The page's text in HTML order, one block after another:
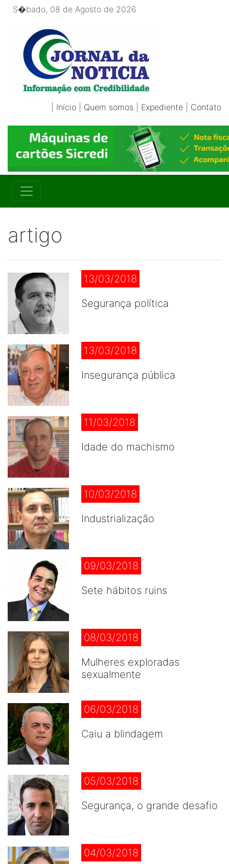
S�bado, 08 de Agosto de 2026
Início Quem somos Expediente Contato
artigo
13/03/2018
Segurança política
13/03/2018
Insegurança pública
11/03/2018
Idade do machismo
10/03/2018
Industrialização
09/03/2018
Sete hábitos ruins
08/03/2018
Mulheres exploradas
sexualmente
06/03/2018
Caiu a blindagem
05/03/2018
Segurança, o grande desafio
04/03/2018